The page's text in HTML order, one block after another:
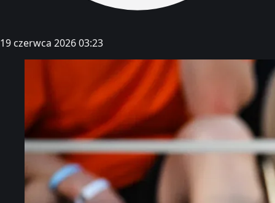
19 czerwca 2026 03:23